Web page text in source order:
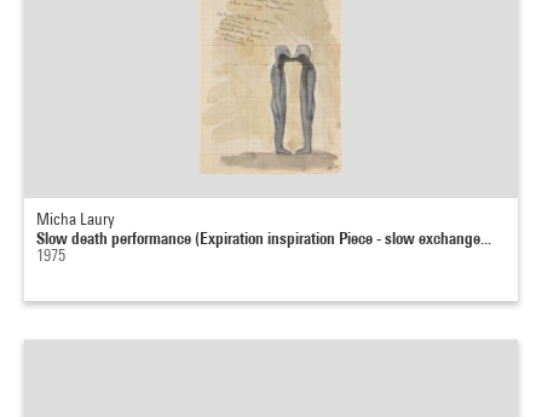
Micha Laury
Slow death performance (Expiration inspiration Piece - slow exchange...
1975